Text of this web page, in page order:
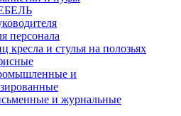
персонала
кресла и стулья на полозьях
и
и журнальные